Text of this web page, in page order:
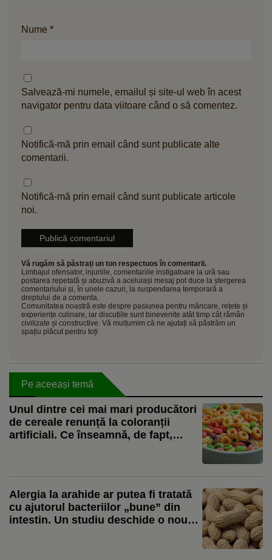
Nume *
Salvează-mi numele, emailul și site-ul web în acest
navigator pentru data viitoare când o să comentez.
Notifică-mă prin email când sunt publicate alte
comentarii.
Notifică-mă prin email când sunt publicate articole
noi.
Vă rugăm să păstrați un ton respectuos în comentarii.
Limbajul ofensator, injuriile, comentariile instigatoare la ură sau
postarea repetată și abuzivă a aceluiași mesaj pot duce la ștergerea
comentariului și, în unele cazuri, la suspendarea temporară a
dreptului de a comenta.
Comunitatea noastră este despre pasiunea pentru mâncare, rețete și
experiențe culinare, iar discuțiile sunt binevenite atât timp cât rămân
civilizate și constructive. Vă mulțumim că ne ajutați să păstrăm un
spațiu plăcut pentru toți
Pe aceeași temă
Unul dintre cei mai mari producători
de cereale renunță la coloranții
artificiali. Ce înseamnă, de fapt,
Alergia la arahide ar putea fi tratată
cu ajutorul bacteriilor „bune” din
intestin. Un studiu deschide o nouă